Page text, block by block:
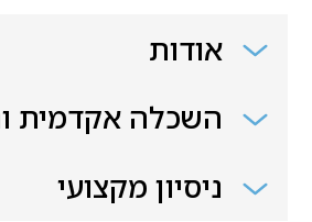
אודות
השכלה אקדמית
ניסיון מקצועי